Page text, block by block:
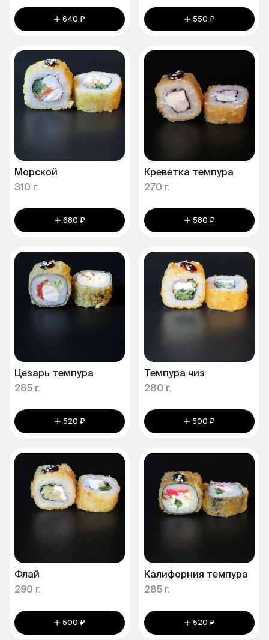
640 ₽ 550 ₽
Морской
310 г.
680 ₽
Креветка темпура
270 г.
580 ₽
Цезарь темпура
285 г.
520 ₽
Темпура чиз
280 г.
500 ₽
Флай
290 г.
500 ₽
Калифорния темпура
285 г.
520 ₽